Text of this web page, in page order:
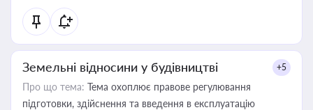
Земельні відносини у будівництві +5
Про що тема: Тема охоплює правове регулювання
підготовки, здійснення та введення в експлуатацію